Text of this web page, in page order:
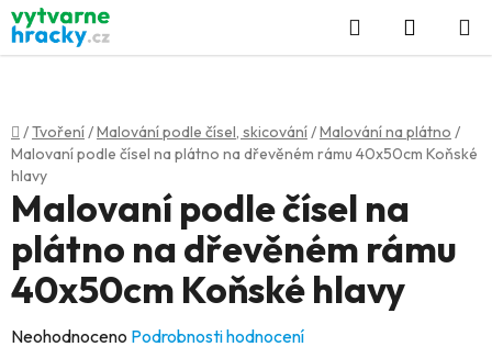
Přejít
na
obsah
Hledat
KOŠÍK
Domů
/Tvoření/Malování podle čísel, skicování/Malování na plátno /
Malovaní podle čísel na plátno na dřevěném rámu 40x50cm Koňské
hlavy
Malovaní podle čísel na
plátno na dřevěném rámu
40x50cm Koňské hlavy
Průměrné
Neohodnoceno Podrobnosti hodnocení